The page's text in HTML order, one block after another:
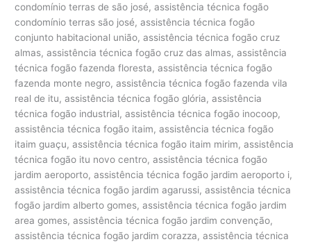
condomínio terras de são josé, assistência técnica fogão
condomínio terras são josé, assistência técnica fogão
conjunto habitacional união, assistência técnica fogão cruz
almas, assistência técnica fogão cruz das almas, assistência
técnica fogão fazenda floresta, assistência técnica fogão
fazenda monte negro, assistência técnica fogão fazenda vila
real de itu, assistência técnica fogão glória, assistência
técnica fogão industrial, assistência técnica fogão inocoop,
assistência técnica fogão itaim, assistência técnica fogão
itaim guaçu, assistência técnica fogão itaim mirim, assistência
técnica fogão itu novo centro, assistência técnica fogão
jardim aeroporto, assistência técnica fogão jardim aeroporto i,
assistência técnica fogão jardim agarussi, assistência técnica
fogão jardim alberto gomes, assistência técnica fogão jardim
area gomes, assistência técnica fogão jardim convenção,
assistência técnica fogão jardim corazza, assistência técnica